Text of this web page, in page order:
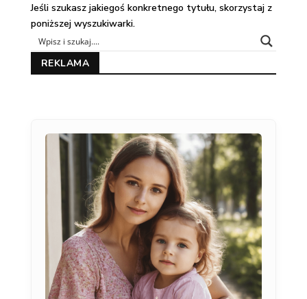
Jeśli szukasz jakiegoś konkretnego tytułu, skorzystaj z
poniższej wyszukiwarki.
REKLAMA